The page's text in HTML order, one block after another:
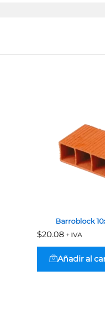
Barroblock
$20.08 + IVA
$20.08
Añadir al